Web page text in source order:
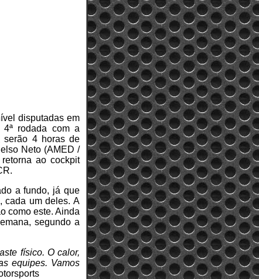
disputadas em
4ª rodada com a
serão 4 horas de
Neto (AMED /
ao cockpit
a fundo, já que
cada um deles. A
como este. Ainda
segundo a
físico. O calor,
equipes. Vamos